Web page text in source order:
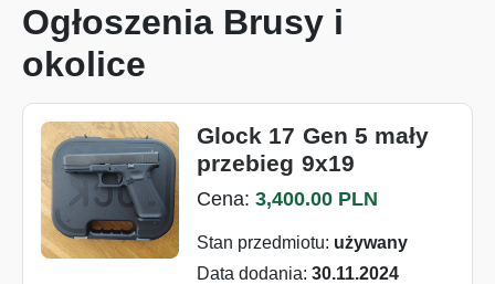
Ogłoszenia Brusy i
okolice
Glock 17 Gen 5 mały
przebieg 9x19
Cena: 3,400.00 PLN
Stan przedmiotu: używany
Data dodania: 30.11.2024